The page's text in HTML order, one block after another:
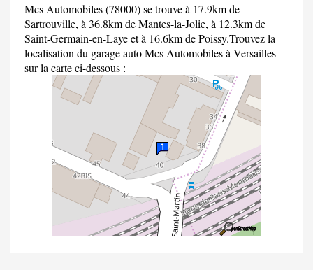
Mcs Automobiles (78000) se trouve à 17.9km de
Sartrouville, à 36.8km de Mantes-la-Jolie, à 12.3km de
Saint-Germain-en-Laye et à 16.6km de Poissy.Trouvez la
localisation du garage auto Mcs Automobiles à Versailles
sur la carte ci-dessous :